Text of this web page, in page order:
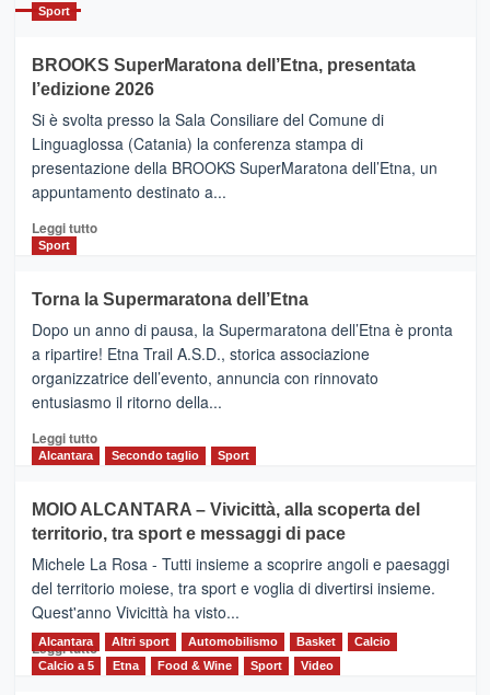
con
la
Al
via
i
collegamenti
Sport
BROOKS SuperMaratona dell’Etna, presentata
l’edizione 2026
Si è svolta presso la Sala Consiliare del Comune di
Linguaglossa (Catania) la conferenza stampa di
presentazione della BROOKS SuperMaratona dell’Etna, un
appuntamento destinato a...
Leggi tuttoLeggi
BROOKS
SuperMaratona
dell’Etna,
presentata
l’edizione
2026
Sport
Torna la Supermaratona dell’Etna
Dopo un anno di pausa, la Supermaratona dell’Etna è pronta
a ripartire! Etna Trail A.S.D., storica associazione
organizzatrice dell’evento, annuncia con rinnovato
entusiasmo il ritorno della...
Leggi tuttoLeggi
Torna
la
Supermaratona
dell’Etna
Alcantara Secondo taglio Sport
MOIO ALCANTARA – Vivicittà, alla scoperta del
territorio, tra sport e messaggi di pace
Michele La Rosa - Tutti insieme a scoprire angoli e paesaggi
del territorio moiese, tra sport e voglia di divertirsi insieme.
Quest'anno Vivicittà ha visto...
Leggi tutto Leggi
Alcantara Altri sport Automobilismo Basket
Calcio
Calcio a 5
Etna Food & Wine Sport Video